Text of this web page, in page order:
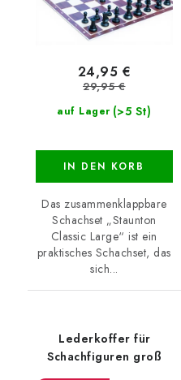
auf Lager (>5 St)
24,95 €
29,95 €
IN DEN KORB
Das zusammenklappbare
Schachset „Staunton
Classic Large“ ist ein
praktisches Schachset, das
sich...
Lederkoffer für
Schachfiguren groß